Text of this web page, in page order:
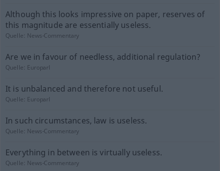
Although this looks impressive on paper, reserves of
this magnitude are essentially useless.
Quelle: News-Commentary
Are we in favour of needless, additional regulation?
Quelle: Europarl
It is unbalanced and therefore not useful.
Quelle: Europarl
In such circumstances, law is useless.
Quelle: News-Commentary
Everything in between is virtually useless.
Quelle: News-Commentary